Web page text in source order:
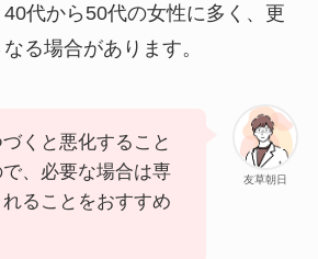
代から50代の女性に多く、更
る場合があります。
友草朝日
くと悪化すること
、必要な場合は専
ることをおすすめ